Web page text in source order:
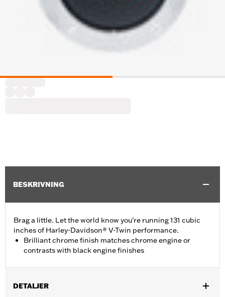
BESKRIVNING
Brag a little. Let the world know you’re running 131 cubic
inches of Harley-Davidson® V-Twin performance.
Brilliant chrome finish matches chrome engine or
contrasts with black engine finishes
DETALJER